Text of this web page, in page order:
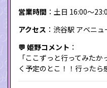
営業時間 ：土日 16:00〜
アクセス ：渋谷駅 アベニ
💬 姫野コメント ：
「ここずっと行ってみた
く予定のとこ！！行ったら